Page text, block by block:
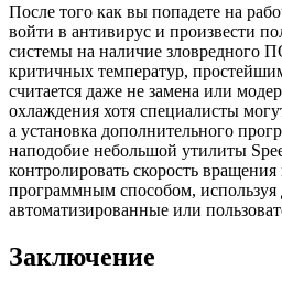
После того как вы попадете на
войти в антивирус и произвести
системы на наличие зловредного
критичных температур,
считается даже не замена или
охлаждения хотя специалисты
а установка дополнительного
наподобие небольшой утилиты
контролировать скорость вращения
программным способом, используя
автоматизированные или
Заключение